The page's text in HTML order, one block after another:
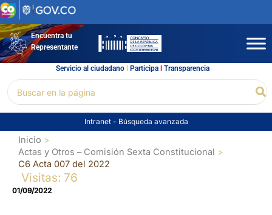
Ir
al
contenidoEncuentra tu
Representante
Servicio al ciudadano l Participal Transparencia
por:
Intranet - Búsqueda avanzada
Inicio
Actas y Otros – Comisión Sexta Constitucional
C6 Acta 007 del 2022
Visitas: 76
01/09/2022